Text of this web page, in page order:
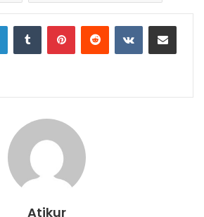
LinkedInTumblr PinterestReddit VKontakteShare via Email
Atikur